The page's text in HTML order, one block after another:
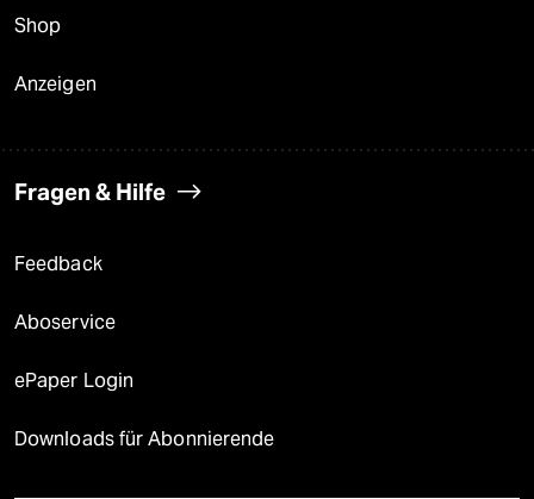
Shop
Anzeigen
Fragen & Hilfe
Feedback
Aboservice
ePaper Login
Downloads für Abonnierende